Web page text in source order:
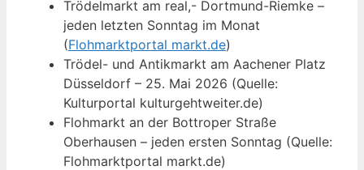
Trödelmarkt am real,- Dortmund-Riemke –
jeden letzten Sonntag im Monat
(Flohmarktportal markt.de)
Trödel- und Antikmarkt am Aachener Platz
Düsseldorf – 25. Mai 2026 (Quelle:
Kulturportal kulturgehtweiter.de)
Flohmarkt an der Bottroper Straße
Oberhausen – jeden ersten Sonntag (Quelle:
Flohmarktportal markt.de)